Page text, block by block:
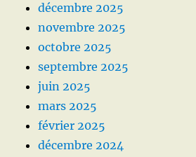
décembre 2025
novembre 2025
octobre 2025
septembre 2025
juin 2025
mars 2025
février 2025
décembre 2024